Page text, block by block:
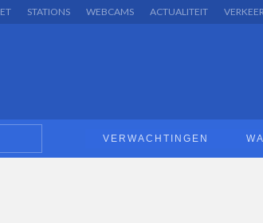
STATIONS WEBCAMS ACTUALITEIT
DROPDOWN VERWACHTINGEN